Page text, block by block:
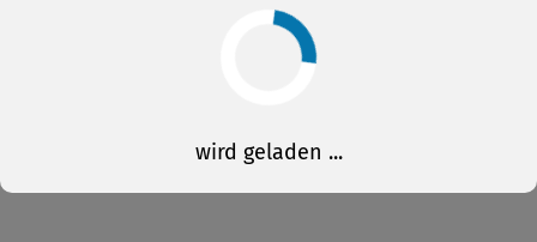
wird geladen ...